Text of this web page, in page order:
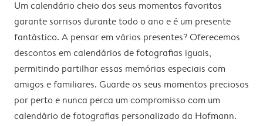
Um calendário cheio dos seus momentos favoritos
garante sorrisos durante todo o ano e é um presente
fantástico. A pensar em vários presentes? Oferecemos
descontos em calendários de fotografias iguais,
permitindo partilhar essas memórias especiais com
amigos e familiares. Guarde os seus momentos preciosos
por perto e nunca perca um compromisso com um
calendário de fotografias personalizado da Hofmann.